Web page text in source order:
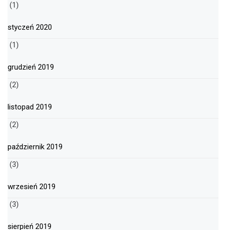
(1)
styczeń 2020
(1)
grudzień 2019
(2)
listopad 2019
(2)
październik 2019
(3)
wrzesień 2019
(3)
sierpień 2019